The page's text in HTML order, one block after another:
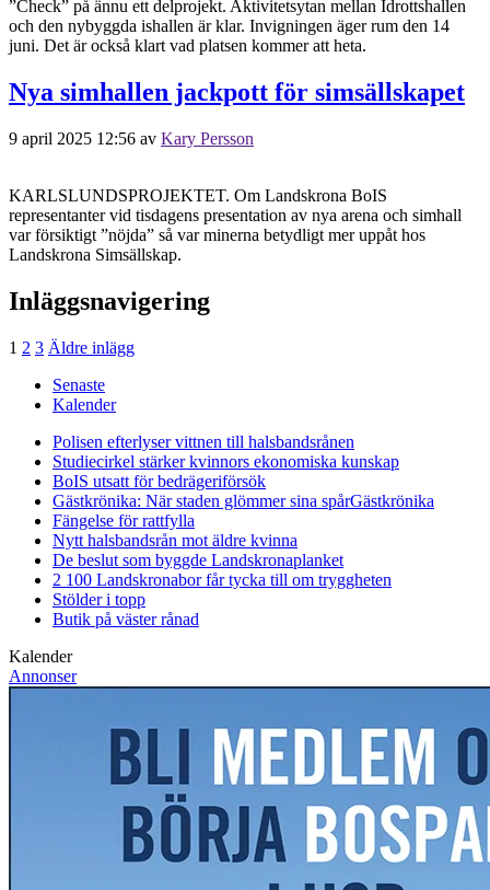
”Check” på ännu ett delprojekt. Aktivitetsytan mellan Idrottshallen
och den nybyggda ishallen är klar. Invigningen äger rum den 14
juni. Det är också klart vad platsen kommer att heta.
Nya simhallen jackpott för simsällskapet
9 april 2025 12:56 av Kary Persson
KARLSLUNDSPROJEKTET. Om Landskrona BoIS
representanter vid tisdagens presentation av nya arena och simhall
var försiktigt ”nöjda” så var minerna betydligt mer uppåt hos
Landskrona Simsällskap.
Inläggsnavigering
1 2 3 Äldre inlägg
Senaste
Kalender
Polisen efterlyser vittnen till halsbandsrånen
Studiecirkel stärker kvinnors ekonomiska kunskap
BoIS utsatt för bedrägeriförsök
Gästkrönika: När staden glömmer sina spårGästkrönika
Fängelse för rattfylla
Nytt halsbandsrån mot äldre kvinna
De beslut som byggde Landskronaplanket
2 100 Landskronabor får tycka till om tryggheten
Stölder i topp
Butik på väster rånad
Kalender
Annonser